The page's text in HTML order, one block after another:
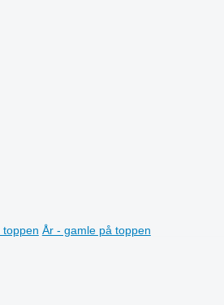
toppen År - gamle på toppen